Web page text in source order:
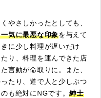
やさしかったとしても、
気に最悪な印象を与えて
に少し料理が遅いだけ
り、料理を運んできた店
言動が命取りに。また、
たり、道で人と少しぶつ
も絶対にNGです。紳士